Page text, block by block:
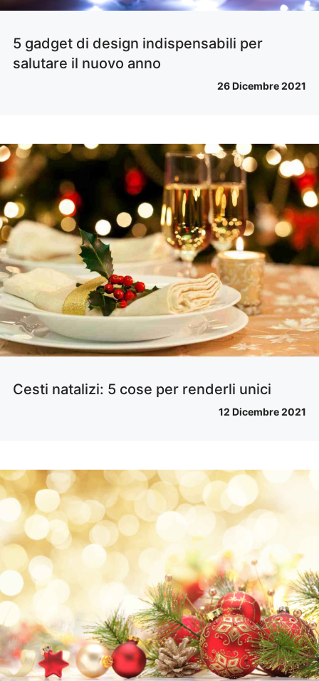
5 gadget di design indispensabili per
salutare il nuovo anno
26 Dicembre 2021
Cesti natalizi: 5 cose per renderli unici
12 Dicembre 2021